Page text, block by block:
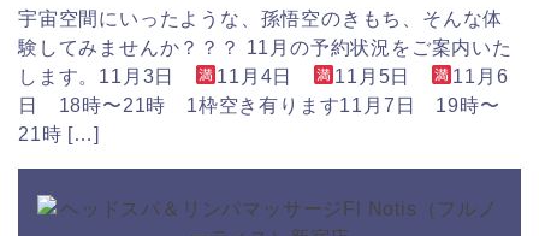
宇宙空間にいったような、孫悟空のきもち、そんな体
験してみませんか？？？ 11月の予約状況をご案内いた
します。11月3日
11月4日 11月5日
11月6
日 18時〜21時 1枠空き有ります11月7日 19時〜
21時 […]